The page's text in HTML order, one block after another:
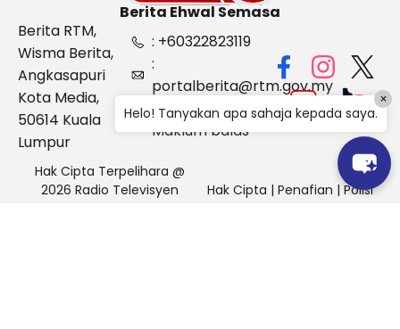
Berita Ehwal Semasa
Berita RTM,
Wisma Berita,
Angkasapuri
Kota Media,
50614 Kuala
Lumpur
: +60322823119
:
portalberita@rtm.gov.my
: Aduan &
Maklum balas
Hak Cipta Terpelihara @
2026 Radio Televisyen
Hak Cipta | Penafian | Polisi
Helo! Tanyakan apa sahaja kepada saya.
×